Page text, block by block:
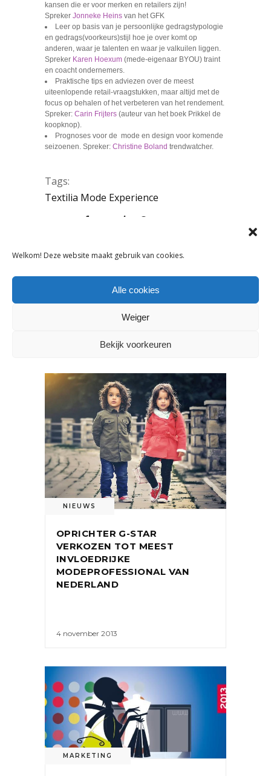
Welkom! Deze website maakt gebruik van cookies.
Alle cookies
Weiger
Bekijk voorkeuren
kansen die er voor merken en retailers zijn!
Spreker Jonneke Heins van het GFK
Leer op basis van je persoonlijke gedragstypologie
en gedrags(voorkeurs)stijl hoe je over komt op
anderen, waar je talenten en waar je valkuilen liggen.
Spreker Karen Hoexum (mede-eigenaar BYOU) traint
en coacht ondernemers.
Praktische tips en adviezen over de meest
uiteenlopende retail-vraagstukken, maar altijd met de
focus op behalen of het verbeteren van het rendement.
Spreker: Carin Frijters (auteur van het boek Prikkel de
koopknop).
Prognoses voor de mode en design voor komende
seizoenen. Spreker: Christine Boland trendwatcher.
Tags:
Textilia Mode Experience
VORIG ARTIKEL VOLGEND ARTIKEL
OOK INTERESSANT
NIEUWS
OPRICHTER G-STAR
VERKOZEN TOT MEEST
INVLOEDRIJKE
MODEPROFESSIONAL VAN
NEDERLAND
4 november 2013
MARKETING